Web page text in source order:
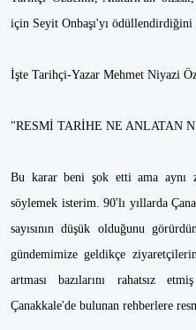
için Seyit Onbaşı'yı ödüllendirdiğini
İşte Tarihçi-Yazar Mehmet Niyazi
"RESMİ TARİHE NE ANLATAN
Bu karar beni şok etti ama aynı
söylemek isterim. 90'lı yıllarda
sayısının düşük olduğunu
gündemimize geldikçe
artması bazılarını rahatsız
Çanakkale'de bulunan rehberlere